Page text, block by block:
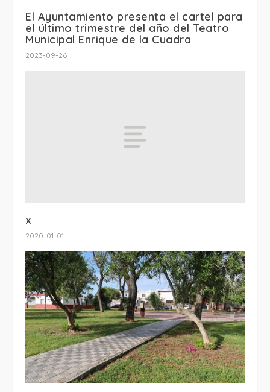
El Ayuntamiento presenta el cartel para
el último trimestre del año del Teatro
Municipal Enrique de la Cuadra
2023-09-26
x
2020-01-01